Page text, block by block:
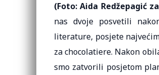
(Foto: Aida Redžepagić
nas dvoje posvetili
literature, posjete
za chocolatiere. Nakon
smo zatvorili posjetom